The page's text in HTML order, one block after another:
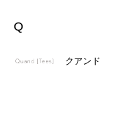
Q
クアンド